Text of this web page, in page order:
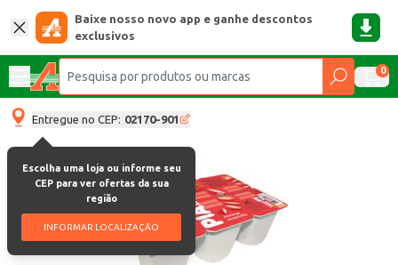
Baixe nosso novo app e ganhe descontos
exclusivos
0
Entregue no CEP: 02170-901
Escolha uma loja ou informe seu
CEP para ver ofertas da sua
região
INFORMAR LOCALIZAÇÃO